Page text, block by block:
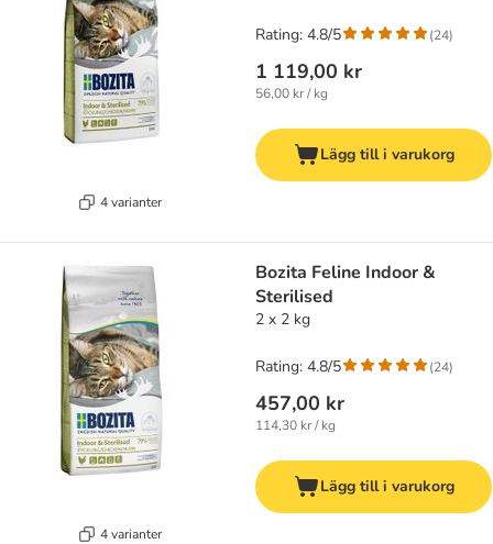
4 varianter
1 119,00 kr
56,00 kr / kg
Rating: 4.8/5 (24)
Lägg till i varukorg
4 varianter
Bozita Feline Indoor &
Sterilised
2 x 2 kg
457,00 kr
114,30 kr / kg
Rating: 4.8/5 (24)
Lägg till i varukorg